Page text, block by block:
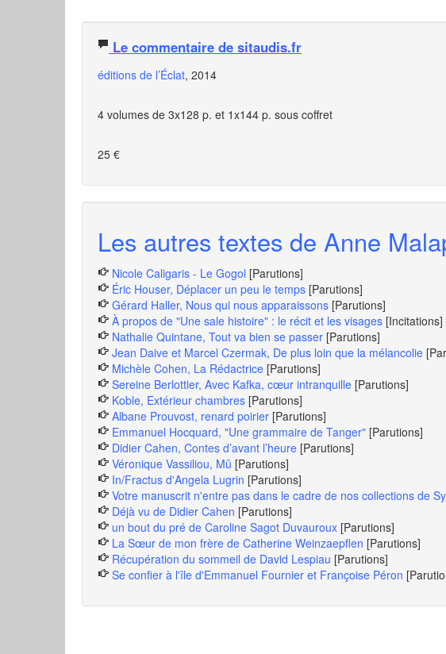
Le commentaire de sitaudis.fr
éditions de l’Éclat, 2014
4 volumes de 3x128 p. et 1x144 p. sous coffret
25 €
Les autres textes de Anne
Nicole Caligaris - Le Gogol [Parutions]
Éric Houser, Déplacer un peu le temps [Parutions]
Gérard Haller, Nous qui nous apparaissons [Parutions]
À propos de "Une sale histoire" : le récit et les visages [Incitations]
Nathalie Quintane, Tout va bien se passer [Parutions]
Jean Daive et Marcel Czermak, De plus loin que la mélancolie
Michèle Cohen, La Rédactrice [Parutions]
Sereine Berlottier, Avec Kafka, cœur intranquille [Parutions]
Koble, Extérieur chambres [Parutions]
Albane Prouvost, renard poirier [Parutions]
Emmanuel Hocquard, "Une grammaire de Tanger" [Parutions]
Didier Cahen, Contes d’avant l’heure [Parutions]
Véronique Vassiliou, Mû [Parutions]
In/Fractus d'Angela Lugrin [Parutions]
Votre manuscrit n'entre pas dans le cadre de nos collections de
Déjà vu de Didier Cahen [Parutions]
un bout du pré de Caroline Sagot Duvauroux [Parutions]
La Sœur de mon frère de Catherine Weinzaepflen [Parutions]
Récupération du sommeil de David Lespiau [Parutions]
Se confier à l'île d'Emmanuel Fournier et Françoise Péron